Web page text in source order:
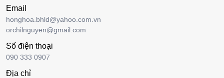
Email
honghoa.bhld@yahoo.com.vn
orchilnguyen@gmail.com
Số điện thoại
090 333 0907
Địa chỉ